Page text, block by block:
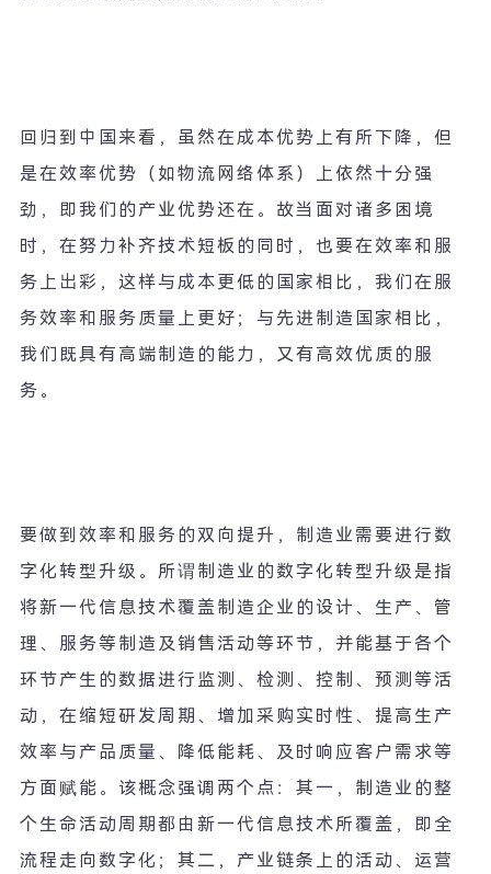
回归到中国来看，虽然在成本优势上有所下降，但
是在效率优势（如物流网络体系）上依然十分强
劲，即我们的产业优势还在。故当面对诸多困境
时，在努力补齐技术短板的同时，也要在效率和服
务上出彩，这样与成本更低的国家相比，我们在服
务效率和服务质量上更好；与先进制造国家相比，
我们既具有高端制造的能力，又有高效优质的服
务。
要做到效率和服务的双向提升，制造业需要进行数
字化转型升级。所谓制造业的数字化转型升级是指
将新一代信息技术覆盖制造企业的设计、生产、管
理、服务等制造及销售活动等环节，并能基于各个
环节产生的数据进行监测、检测、控制、预测等活
动，在缩短研发周期、增加采购实时性、提高生产
效率与产品质量、降低能耗、及时响应客户需求等
方面赋能。该概念强调两个点：其一，制造业的整
个生命活动周期都由新一代信息技术所覆盖，即全
流程走向数字化；其二，产业链条上的活动、运营